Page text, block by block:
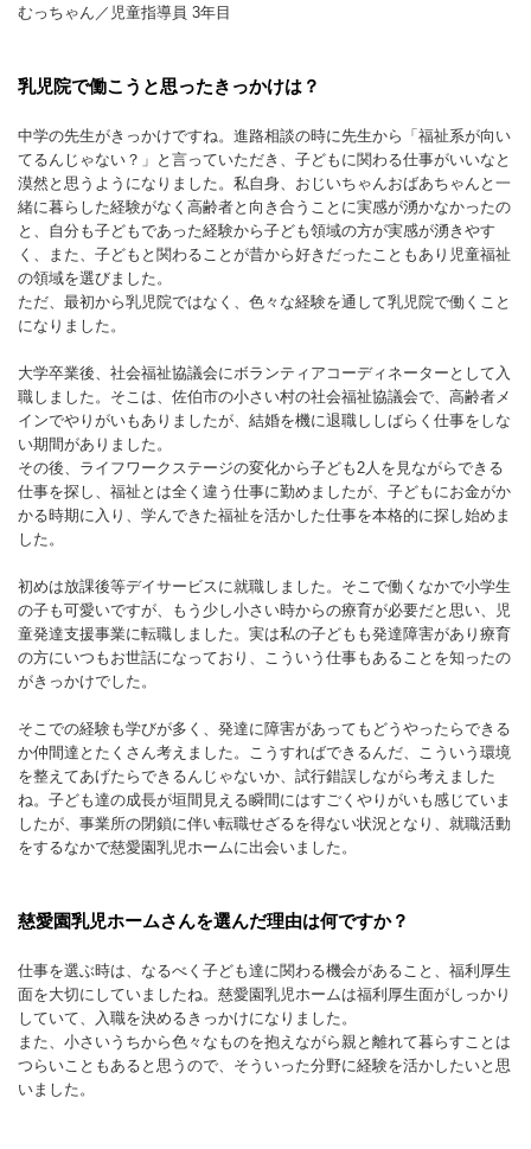
むっちゃん／児童指導員 3年目
乳児院で働こうと思ったきっかけは？
中学の先生がきっかけですね。進路相談の時に先生から「福祉系が向い
てるんじゃない？」と言っていただき、子どもに関わる仕事がいいなと
漠然と思うようになりました。私自身、おじいちゃんおばあちゃんと一
緒に暮らした経験がなく高齢者と向き合うことに実感が湧かなかったの
と、自分も子どもであった経験から子ども領域の方が実感が湧きやす
く、また、子どもと関わることが昔から好きだったこともあり児童福祉
の領域を選びました。
ただ、最初から乳児院ではなく、色々な経験を通して乳児院で働くこと
になりました。
大学卒業後、社会福祉協議会にボランティアコーディネーターとして入
職しました。そこは、佐伯市の小さい村の社会福祉協議会で、高齢者メ
インでやりがいもありましたが、結婚を機に退職ししばらく仕事をしな
い期間がありました。
その後、ライフワークステージの変化から子ども2人を見ながらできる
仕事を探し、福祉とは全く違う仕事に勤めましたが、子どもにお金がか
かる時期に入り、学んできた福祉を活かした仕事を本格的に探し始めま
した。
初めは放課後等デイサービスに就職しました。そこで働くなかで小学生
の子も可愛いですが、もう少し小さい時からの療育が必要だと思い、児
童発達支援事業に転職しました。実は私の子どもも発達障害があり療育
の方にいつもお世話になっており、こういう仕事もあることを知ったの
がきっかけでした。
そこでの経験も学びが多く、発達に障害があってもどうやったらできる
か仲間達とたくさん考えました。こうすればできるんだ、こういう環境
を整えてあげたらできるんじゃないか、試行錯誤しながら考えました
ね。子ども達の成長が垣間見える瞬間にはすごくやりがいも感じていま
したが、事業所の閉鎖に伴い転職せざるを得ない状況となり、就職活動
をするなかで慈愛園乳児ホームに出会いました。
慈愛園乳児ホームさんを選んだ理由は何ですか？
仕事を選ぶ時は、なるべく子ども達に関わる機会があること、福利厚生
面を大切にしていましたね。慈愛園乳児ホームは福利厚生面がしっかり
していて、入職を決めるきっかけになりました。
また、小さいうちから色々なものを抱えながら親と離れて暮らすことは
つらいこともあると思うので、そういった分野に経験を活かしたいと思
いました。